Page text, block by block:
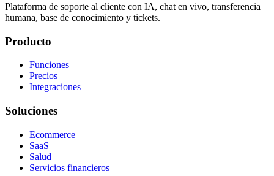
Plataforma de soporte al cliente con IA, chat en vivo, transferencia
humana, base de conocimiento y tickets.
Producto
Funciones
Precios
Integraciones
Soluciones
Ecommerce
SaaS
Salud
Servicios financieros